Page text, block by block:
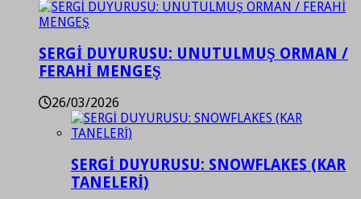
SERGİ DUYURUSU: UNUTULMUŞ ORMAN /
FERAHİ MENGEŞ
26/03/2026
SERGİ DUYURUSU: SNOWFLAKES (KAR
TANELERİ)